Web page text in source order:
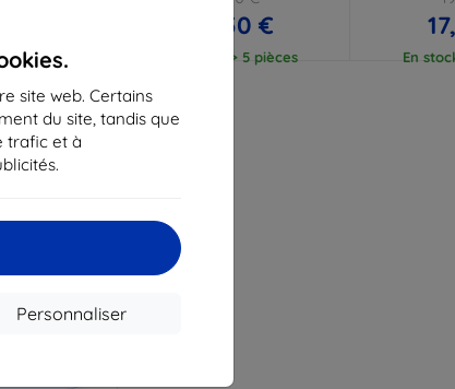
site web. Certains
du site, tandis que
trafic et à
Personnaliser
5 pièces
12,50 €
En stock > 5 pièces En